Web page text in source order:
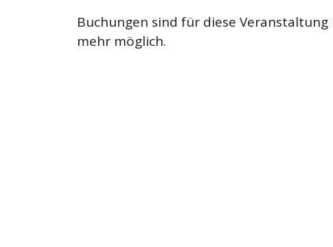
Buchungen sind für diese
mehr möglich.